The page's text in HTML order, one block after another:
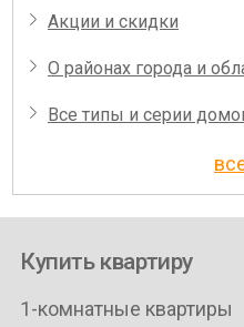
Акции и скидки
О районах города и
Все типы и серии
Купить квартиру
1-комнатные квартиры